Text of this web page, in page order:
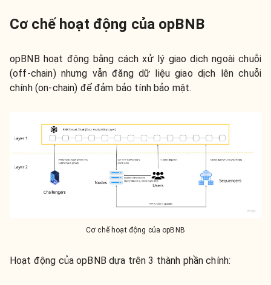
Cơ chế hoạt động của opBNB
opBNB hoạt động bằng cách xử lý giao dịch ngoài chuỗi
(off-chain) nhưng vẫn đăng dữ liệu giao dịch lên chuỗi
chính (on-chain) để đảm bảo tính bảo mật.
Cơ chế hoạt động của opBNB
Hoạt động của opBNB dựa trên 3 thành phần chính: